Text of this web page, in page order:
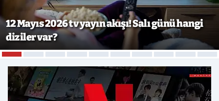
12 Mayıs 2026 tv yayın akışı! Salı günü hangi
diziler var?